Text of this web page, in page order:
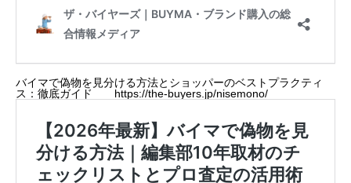
バイマで偽物を見分ける方法とショッパーのベストプラクティ
ス：徹底ガイド https://the-buyers.jp/nisemono/